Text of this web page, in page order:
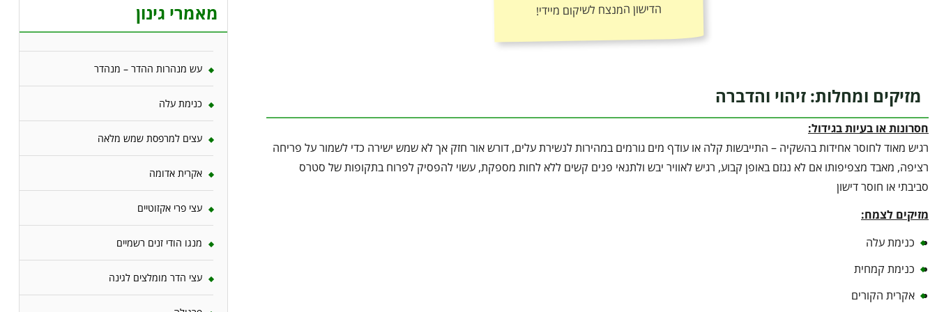
הדישון המנצח לשיקום מיידי!
מזיקים ומחלות: זיהוי והדברה
חסרונות או בעיות בגידול:
רגיש מאוד לחוסר אחידות בהשקיה – התייבשות קלה או עודף מים גורמים במהירות לנשירת עלים, דורש אור חזק אך לא שמש ישירה כדי לשמור על פריחה
רציפה, מאבד מצפיפותו אם לא נגזם באופן קבוע, רגיש לאוויר יבש ולתנאי פנים קשים ללא לחות מספקת, עשוי להפסיק לפרוח בתקופות של סטרס
סביבתי או חוסר דישון
מזיקים לצמח:
כנימת עלה
כנימת קמחית
אקרית הקורים
מאמרי גינון
עש מנהרות ההדר – מנהדר
כנימת עלה
עצים למרפסת שמש מלאה
אקרית אדומה
עצי פרי אקזוטיים
מנגו הודי זנים רשמיים
עצי הדר מומלצים לגינה